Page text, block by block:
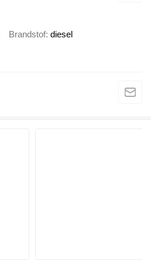
Brandstof diesel